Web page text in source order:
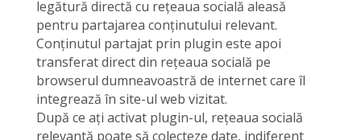
legătură directă cu rețeaua socială aleasă
pentru partajarea conținutului relevant.
Conținutul partajat prin plugin este apoi
transferat direct din rețeaua socială pe
browserul dumneavoastră de internet care îl
integrează în site-ul web vizitat.
După ce ați activat plugin-ul, rețeaua socială
relevantă poate să colecteze date, indiferent